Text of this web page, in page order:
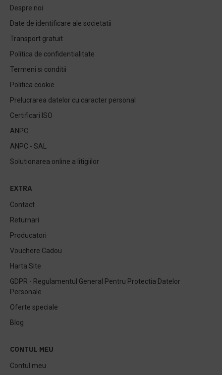
Despre noi
Date de identificare ale societatii
Transport gratuit
Politica de confidentialitate
Termeni si conditii
Politica cookie
Prelucrarea datelor cu caracter personal
Certificari ISO
ANPC
ANPC - SAL
Solutionarea online a litigiilor
EXTRA
Contact
Returnari
Producatori
Vouchere Cadou
Harta Site
GDPR - Regulamentul General Pentru Protectia Datelor
Personale
Oferte speciale
Blog
CONTUL MEU
Contul meu